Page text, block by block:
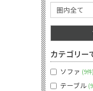
カテゴリー
ソファ 9件
テーブル